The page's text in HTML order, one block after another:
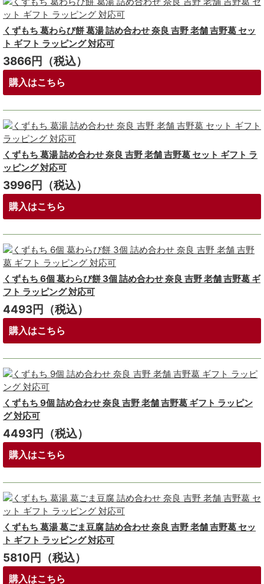
くずもち 葛わらび餅 葛湯 詰め合わせ 奈良 吉野 老舗 吉野葛 セッ
ト ギフト ラッピング 対応可
3866円（税込）
購入はこちら
くずもち 葛湯 詰め合わせ 奈良 吉野 老舗 吉野葛 セット ギフト ラ
ッピング 対応可
3996円（税込）
購入はこちら
くずもち 6個 葛わらび餅 3個 詰め合わせ 奈良 吉野 老舗 吉野葛 ギ
フト ラッピング 対応可
4493円（税込）
購入はこちら
くずもち 9個 詰め合わせ 奈良 吉野 老舗 吉野葛 ギフト ラッピン
グ 対応可
4493円（税込）
購入はこちら
くずもち 葛湯 葛ごま豆腐 詰め合わせ 奈良 吉野 老舗 吉野葛 セッ
ト ギフト ラッピング 対応可
5810円（税込）
購入はこちら